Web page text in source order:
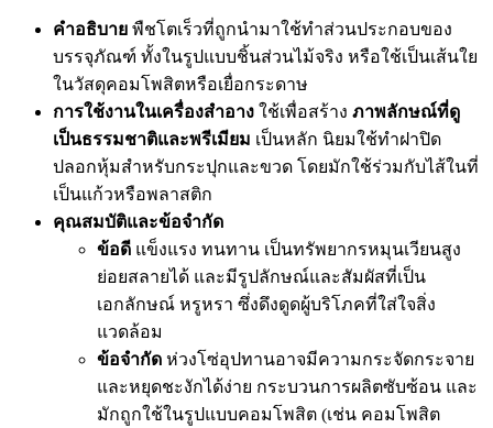
คำอธิบาย พืชโตเร็วที่ถูกนำมาใช้ทำส่วนประกอบของ
บรรจุภัณฑ์ ทั้งในรูปแบบชิ้นส่วนไม้จริง หรือใช้เป็นเส้นใย
ในวัสดุคอมโพสิตหรือเยื่อกระดาษ
การใช้งานในเครื่องสำอาง ใช้เพื่อสร้าง ภาพลักษณ์ที่ดู
เป็นธรรมชาติและพรีเมียม เป็นหลัก นิยมใช้ทำฝาปิด
ปลอกหุ้มสำหรับกระปุกและขวด โดยมักใช้ร่วมกับไส้ในที่
เป็นแก้วหรือพลาสติก
คุณสมบัติและข้อจำกัด
ข้อดี แข็งแรง ทนทาน เป็นทรัพยากรหมุนเวียนสูง
ย่อยสลายได้ และมีรูปลักษณ์และสัมผัสที่เป็น
เอกลักษณ์ หรูหรา ซึ่งดึงดูดผู้บริโภคที่ใส่ใจสิ่ง
แวดล้อม
ข้อจำกัด ห่วงโซ่อุปทานอาจมีความกระจัดกระจาย
และหยุดชะงักได้ง่าย กระบวนการผลิตซับซ้อน และ
มักถูกใช้ในรูปแบบคอมโพสิต (เช่น คอมโพสิต